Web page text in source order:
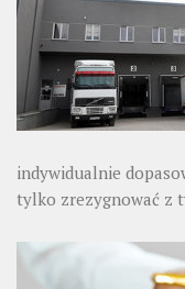
indywidualnie
tylko zrezygnować z